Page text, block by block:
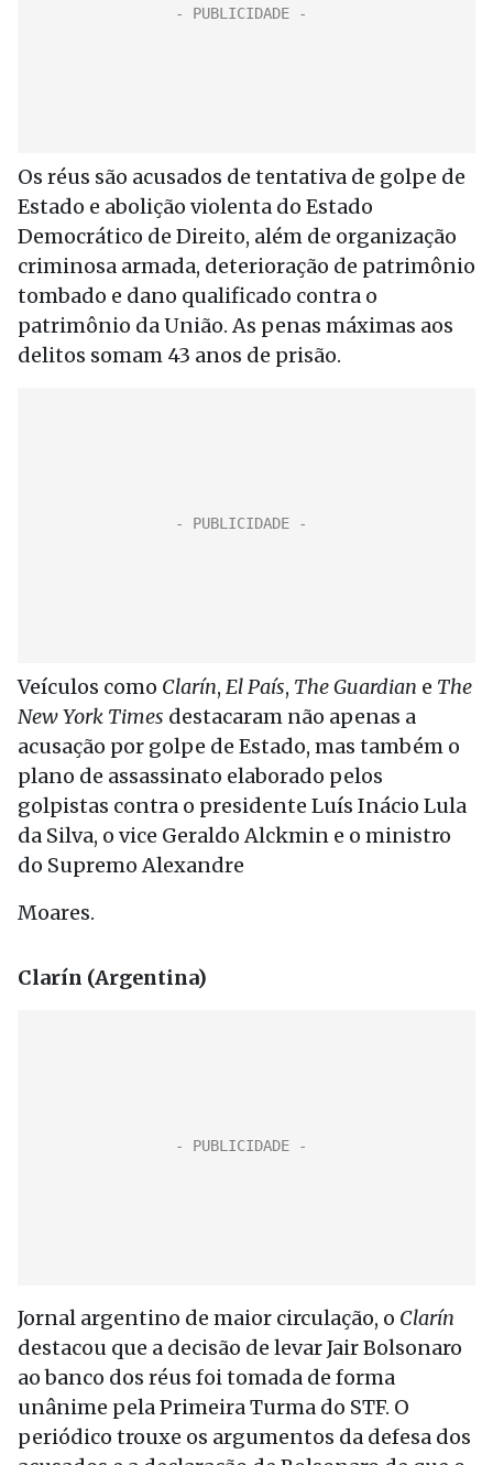
Os réus são acusados de tentativa de golpe de
Estado e abolição violenta do Estado
Democrático de Direito, além de organização
criminosa armada, deterioração de patrimônio
tombado e dano qualificado contra o
patrimônio da União. As penas máximas aos
delitos somam 43 anos de prisão.
Veículos como Clarín, El País, The Guardian e The
New York Times destacaram não apenas a
acusação por golpe de Estado, mas também o
plano de assassinato elaborado pelos
golpistas contra o presidente Luís Inácio Lula
da Silva, o vice Geraldo Alckmin e o ministro
do Supremo Alexandre
Moares.
Clarín (Argentina)
Jornal argentino de maior circulação, o Clarín
destacou que a decisão de levar Jair Bolsonaro
ao banco dos réus foi tomada de forma
unânime pela Primeira Turma do STF. O
periódico trouxe os argumentos da defesa dos